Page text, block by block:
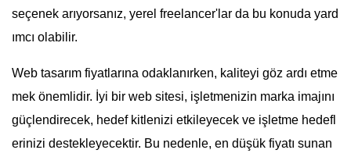
seçenek arıyorsanız, yerel freelancer'lar da bu konuda yard
ımcı olabilir.
Web tasarım fiyatlarına odaklanırken, kaliteyi göz ardı etme
mek önemlidir. İyi bir web sitesi, işletmenizin marka imajını
güçlendirecek, hedef kitlenizi etkileyecek ve işletme hedefl
erinizi destekleyecektir. Bu nedenle, en düşük fiyatı sunan